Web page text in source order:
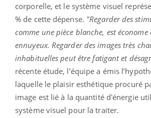
corporelle, et le système visuel
% de cette dépense. "Regarder des
comme une pièce blanche, est économe
ennuyeux. Regarder des images très
inhabituelles peut être fatigant et
récente étude, l’équipe a émis
laquelle le plaisir esthétique procuré
image est lié à la quantité d'énergie
système visuel pour la traiter.